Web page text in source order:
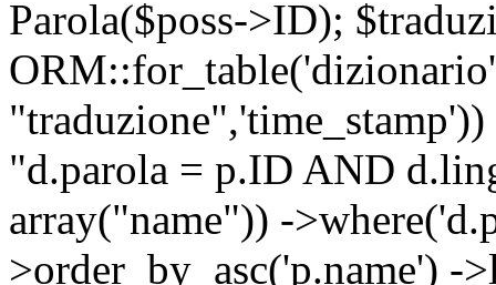
Parola($poss->ID);
"d.parola = p.ID AND
array("name")) -
>order_by_asc('p.name')